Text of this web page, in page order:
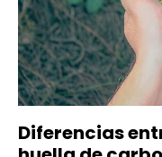
Diferencias